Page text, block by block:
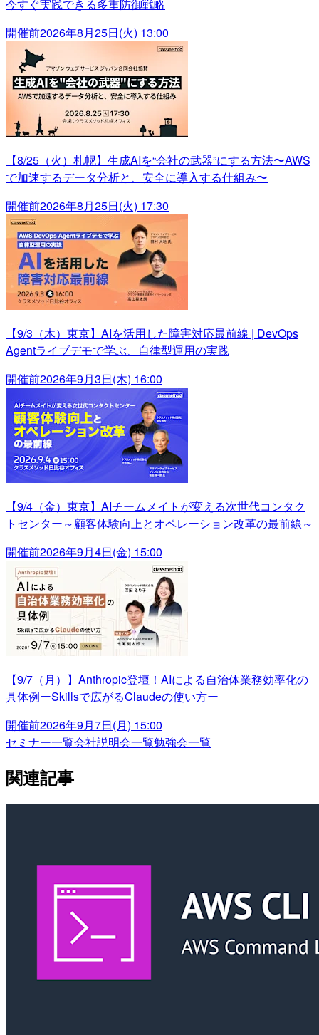
今すぐ実践できる多重防御戦略
開催前2026年8月25日(火) 13:00
【8/25（火）札幌】生成AIを“会社の武器”にする方法〜AWS
で加速するデータ分析と、安全に導入する仕組み〜
開催前2026年8月25日(火) 17:30
【9/3（木）東京】AIを活用した障害対応最前線 | DevOps
Agentライブデモで学ぶ、自律型運用の実践
開催前2026年9月3日(木) 16:00
【9/4（金）東京】AIチームメイトが変える次世代コンタク
トセンター～顧客体験向上とオペレーション改革の最前線～
開催前2026年9月4日(金) 15:00
【9/7（月）】Anthropic登壇！AIによる自治体業務効率化の
具体例ーSkillsで広がるClaudeの使い方ー
開催前2026年9月7日(月) 15:00
セミナー一覧会社説明会一覧勉強会一覧
関連記事